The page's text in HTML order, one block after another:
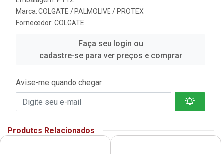
Marca: COLGATE / PALMOLIVE / PROTEX
Fornecedor: COLGATE
Faça seu login ou
cadastre-se para ver preços e comprar
Avise-me quando chegar
Produtos Relacionados